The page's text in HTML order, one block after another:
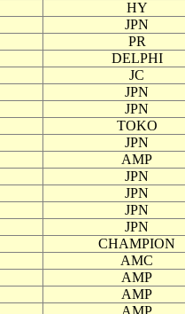
HY
JPN
PR
DELPHI
JC
JPN
JPN
TOKO
JPN
AMP
JPN
JPN
JPN
JPN
CHAMPION
AMC
AMP
AMP